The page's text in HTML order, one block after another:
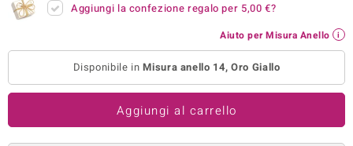
Collection
by de Melo
Aggiungi la confezione regalo per 5,00 €?
Aiuto per Misura Anello
Disponibile inMisura anello 14, Oro Giallo
Aggiungi al carrello